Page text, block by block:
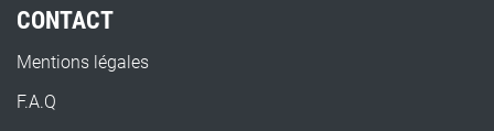
CONTACT
Mentions légales
F.A.Q